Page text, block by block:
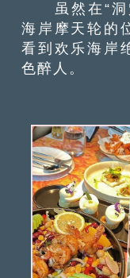
虽然在“洞
海岸摩天轮的
看到欢乐海岸
色醉人。